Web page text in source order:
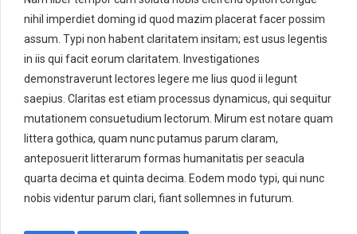
nihil imperdiet doming id quod mazim placerat facer possim
assum. Typi non habent claritatem insitam; est usus legentis
in iis qui facit eorum claritatem. Investigationes
demonstraverunt lectores legere me lius quod ii legunt
saepius. Claritas est etiam processus dynamicus, qui sequitur
mutationem consuetudium lectorum. Mirum est notare quam
littera gothica, quam nunc putamus parum claram,
anteposuerit litterarum formas humanitatis per seacula
quarta decima et quinta decima. Eodem modo typi, qui nunc
nobis videntur parum clari, fiant sollemnes in futurum.